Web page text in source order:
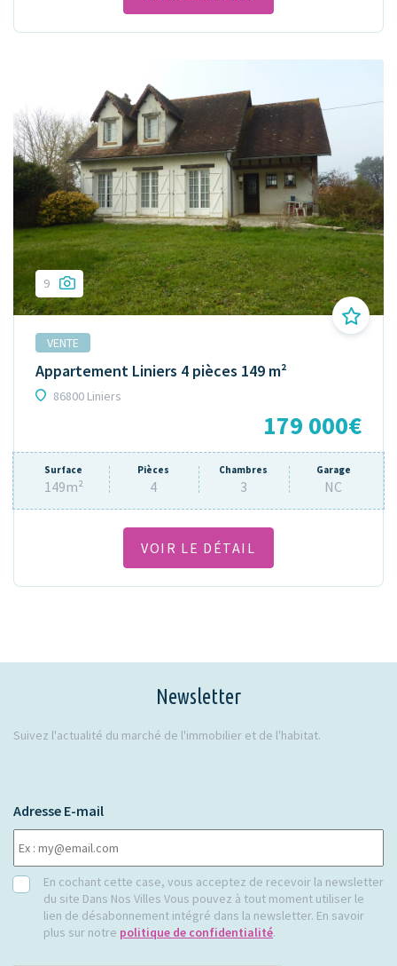
9
VENTE
Appartement Liniers 4 pièces 149 m²
86800 Liniers
179 000€
Surface
149m²
Pièces
4
Chambres
3
Garage
NC
VOIR LE DÉTAIL
Newsletter
Suivez l'actualité du marché de l'immobilier et de l'habitat.
Adresse E-mail
RGPDEn cochant cette case, vous acceptez de recevoir la newsletter
du site Dans Nos Villes Vous pouvez à tout moment utiliser le
lien de désabonnement intégré dans la newsletter. En savoir
plus sur notre politique de confidentialité.